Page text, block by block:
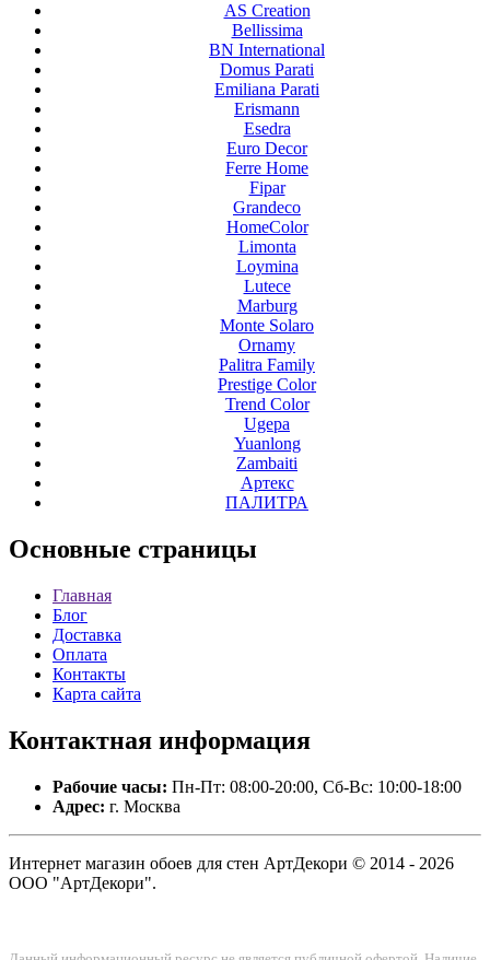
AS Creation
Bellissima
BN International
Domus Parati
Emiliana Parati
Erismann
Esedra
Euro Decor
Ferre Home
Fipar
Grandeco
HomeColor
Limonta
Loymina
Lutece
Marburg
Monte Solaro
Ornamy
Palitra Family
Prestige Color
Trend Color
Ugepa
Yuanlong
Zambaiti
Артекс
ПАЛИТРА
Основные страницы
Главная
Блог
Доставка
Оплата
Контакты
Карта сайта
Контактная информация
Рабочие часы: Пн-Пт: 08:00-20:00, Сб-Вс: 10:00-18:00
Адрес: г. Москва
Интернет магазин обоев для стен АртДекори © 2014 - 2026
ООО "АртДекори".